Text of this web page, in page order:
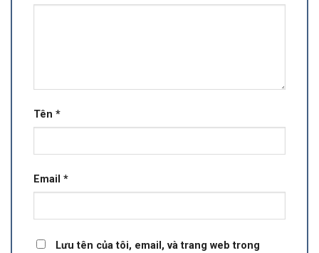
Tên *
Email *
Lưu tên của tôi, email, và trang web trong